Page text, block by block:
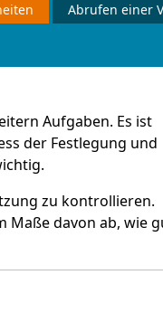
Abrufen einer
Aufgaben. Es ist
der Festlegung und
zu kontrollieren.
Maße davon ab, wie